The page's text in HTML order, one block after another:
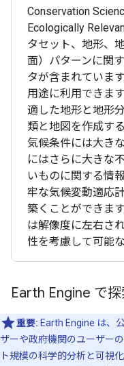
Conservation
Ecologically
タセット、地形、
面）パターンに関
タが含まれていま
用途に利用できま
適した地形と地形
類と地図を作成す
気候条件には大き
にはさらに大きな
いものに関する情
牢な気候変動適応
築くことができま
は解像度に左右さ
性を考慮して可能
Earth Engine で探
重要: Earth Engine は、
ザーや政府機関のユーザー
ト規模の科学的分析と可視